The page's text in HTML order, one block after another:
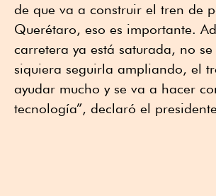
de que va a construir el tren de
Querétaro, eso es importante.
carretera ya está saturada, no
siquiera seguirla ampliando, el
ayudar mucho y se va a hacer
tecnología”, declaró el